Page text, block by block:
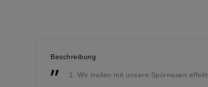
Beschreibung
Wir trailen mit unsere Spürnasen